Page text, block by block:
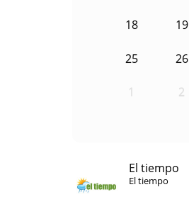
18 19
25 26
1 2
El tiempo
El tiempo